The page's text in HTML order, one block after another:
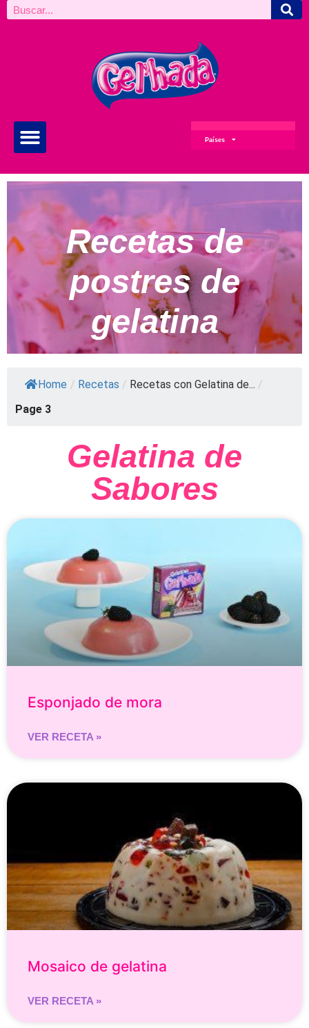
Países
Recetas de
postres de
gelatina
Home / Recetas / Recetas con Gelatina de... /
Page 3
Gelatina de
Sabores
Esponjado de mora
VER RECETA »
Mosaico de gelatina
VER RECETA »